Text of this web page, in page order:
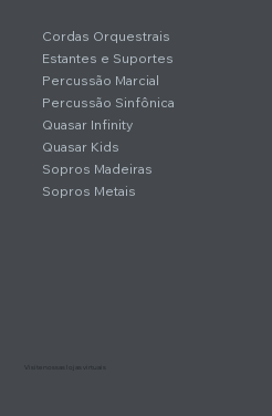
Visite nossas lojas virtuais
Cordas Orquestrais
Estantes e Suportes
Percussão Marcial
Percussão Sinfônica
Quasar Infinity
Quasar Kids
Sopros Madeiras
Sopros Metais